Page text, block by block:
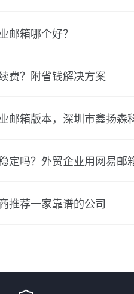
邮箱哪个好？
费？附省钱解决方案
邮箱版本，深圳市鑫扬森
定吗？外贸企业用网易邮
推荐一家靠谱的公司